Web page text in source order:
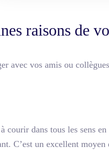
raisons de
avec vos amis ou
courir dans tous les
C’est un excellent